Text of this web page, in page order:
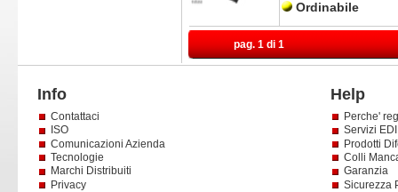
Ordinabile
pag. 1 di 1
Info Help
Contattaci
ISO
Comunicazioni Azienda
Tecnologie
Marchi Distribuiti
Privacy
Perche'
Servizi
Prodotti
Colli
Garanzia
Sicurezza